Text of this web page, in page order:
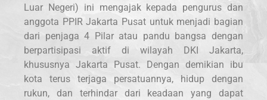
Luar Negeri) ini mengajak kepada pengurus dan
anggota PPIR Jakarta Pusat untuk menjadi bagian
dari penjaga 4 Pilar atau pandu bangsa dengan
berpartisipasi aktif di wilayah DKI Jakarta,
khususnya Jakarta Pusat. Dengan demikian ibu
kota terus terjaga persatuannya, hidup dengan
rukun, dan terhindar dari keadaan yang dapat